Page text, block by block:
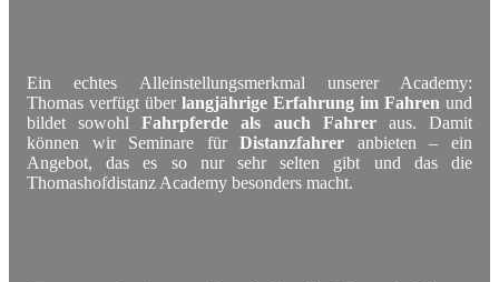
Ein echtes Alleinstellungsmerkmal unserer Academy:
Thomas verfügt über langjährige Erfahrung im Fahren und
bildet sowohlFahrpferde als auch Fahreraus. Damit
können wir Seminare fürDistanzfahrer anbieten – ein
Angebot, das es so nur sehr selten gibt und das die
Thomashofdistanz Academy besonders macht.